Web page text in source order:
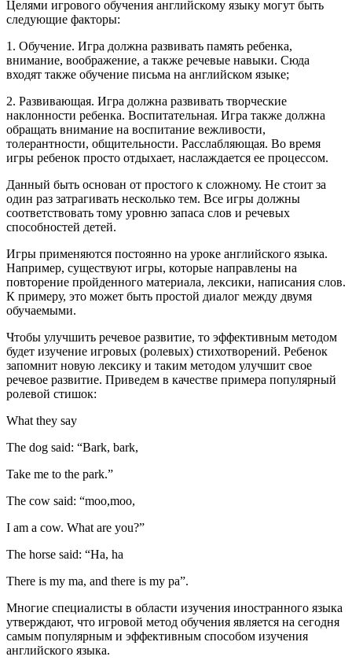
Целями игрового обучения английскому языку могут быть
следующие факторы:
1. Обучение. Игра должна развивать память ребенка,
внимание, воображение, а также речевые навыки. Сюда
входят также обучение письма на английском языке;
2. Развивающая. Игра должна развивать творческие
наклонности ребенка. Воспитательная. Игра также должна
обращать внимание на воспитание вежливости,
толерантности, общительности. Расслабляющая. Во время
игры ребенок просто отдыхает, наслаждается ее процессом.
Данный быть основан от простого к сложному. Не стоит за
один раз затрагивать несколько тем. Все игры должны
соответствовать тому уровню запаса слов и речевых
способностей детей.
Игры применяются постоянно на уроке английского языка.
Например, существуют игры, которые направлены на
повторение пройденного материала, лексики, написания слов.
К примеру, это может быть простой диалог между двумя
обучаемыми.
Чтобы улучшить речевое развитие, то эффективным методом
будет изучение игровых (ролевых) стихотворений. Ребенок
запомнит новую лексику и таким методом улучшит свое
речевое развитие. Приведем в качестве примера популярный
ролевой стишок:
What they say
The dog said: “Bark, bark,
Take me to the park.”
The cow said: “moo,moo,
I am a cow. What are you?”
The horse said: “Ha, ha
There is my ma, and there is my pa”.
Многие специалисты в области изучения иностранного языка
утверждают, что игровой метод обучения является на сегодня
самым популярным и эффективным способом изучения
английского языка.